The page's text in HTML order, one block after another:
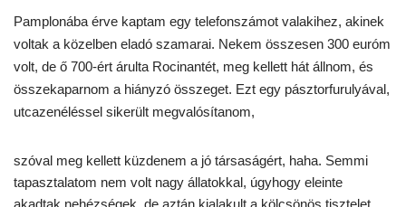
Pamplonába érve kaptam egy telefonszámot valakihez, akinek
voltak a közelben eladó szamarai. Nekem összesen 300 euróm
volt, de ő 700-ért árulta Rocinantét, meg kellett hát állnom, és
összekaparnom a hiányzó összeget. Ezt egy pásztorfurulyával,
utcazenéléssel sikerült megvalósítanom,
szóval meg kellett küzdenem a jó társaságért, haha. Semmi
tapasztalatom nem volt nagy állatokkal, úgyhogy eleinte